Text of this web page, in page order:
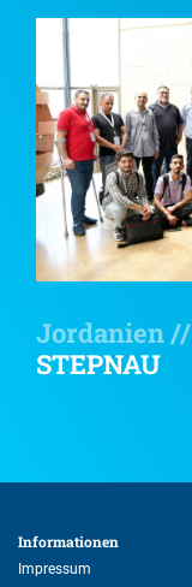
Jordanien //
STEPNAU
Informationen
Impressum